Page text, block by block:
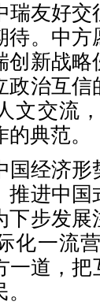
瑞友好
待。中
创新战
政治互
文交流
典范。
国经济
推进中
下步发
化一流
一道，